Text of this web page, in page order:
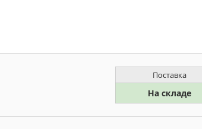
Поставка
На складе